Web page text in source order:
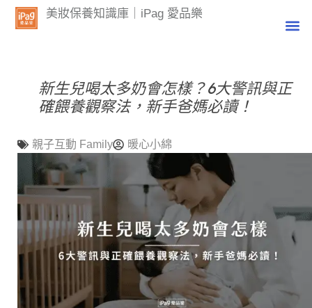
美妝保養知識庫｜iPag 愛品樂
新生兒喝太多奶會怎樣？6大警訊與正
確餵養觀察法，新手爸媽必讀！
親子互動 Family 暖心小綿